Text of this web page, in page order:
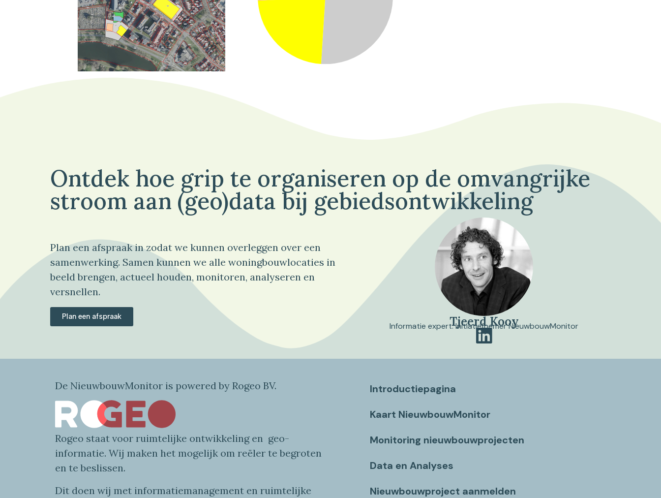
Ontdek hoe grip te organiseren op de omvangrijke
stroom aan (geo)data bij gebiedsontwikkeling
Plan een afspraak in zodat we kunnen overleggen over een
samenwerking. Samen kunnen we alle woningbouwlocaties in
beeld brengen, actueel houden, monitoren, analyseren en
versnellen.
Plan een afspraak Tjeerd Kooy
Informatie expert. Initiatiefnemer NieuwbouwMonitor
De NieuwbouwMonitor is powered by Rogeo BV.
Rogeo staat voor ruimtelijke ontwikkeling en geo-
informatie. Wij maken het mogelijk om reëler te begroten
en te beslissen.
Dit doen wij met informatiemanagement en ruimtelijke
Introductiepagina
Kaart NieuwbouwMonitor
Monitoring nieuwbouwprojecten
Data en Analyses
Nieuwbouwproject aanmelden